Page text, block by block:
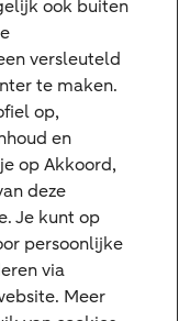
ook buiten
versleuteld
te maken.
op,
en
op Akkoord,
deze
Je kunt op
persoonlijke
via
Meer